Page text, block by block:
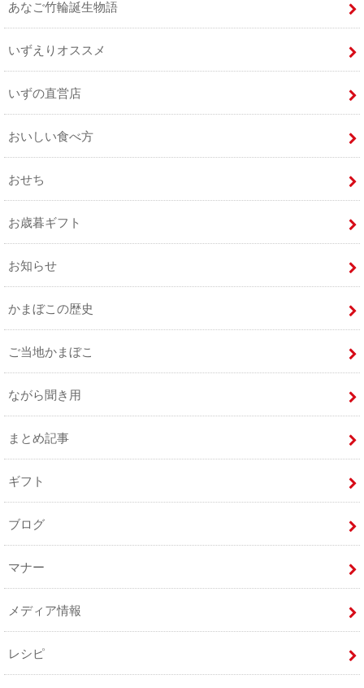
あなご竹輪誕生物語
いずえりオススメ
いずの直営店
おいしい食べ方
おせち
お歳暮ギフト
お知らせ
かまぼこの歴史
ご当地かまぼこ
ながら聞き用
まとめ記事
ギフト
ブログ
マナー
メディア情報
レシピ